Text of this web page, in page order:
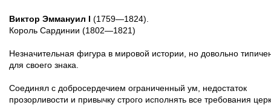
Виктор Эммануил I
(1759—1824).
Король Сардинии (1802—1821)
Незначительная фигура в мировой истории, но довольно
для своего знака.
Соединял с добросердечием ограниченный ум, недостаток
прозорливости и привычку строго исполнять все требования